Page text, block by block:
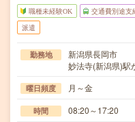
職種未経験OK 交通費別途支
派遣
勤務地
新潟県長岡市
妙法寺(新潟県)駅
曜日頻度 月～金
時間 08:20～17:20